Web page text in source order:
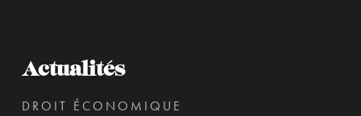
Actualités
DROIT ÉCONOMIQUE